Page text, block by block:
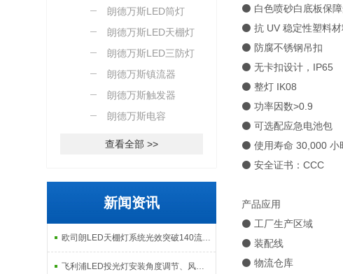
朗德万斯LED筒灯
朗德万斯LED天棚灯
朗德万斯LED三防灯
朗德万斯镇流器
朗德万斯触发器
朗德万斯电容
查看全部 >>
新闻资讯
欧司朗LED天棚灯系统光效突破140流明每瓦：工业照明节能改造的核心指标解析
飞利浦LED投光灯安装角度调节、风载影响及现场调试注意事项
⚫ 白色喷砂白底板保
⚫ 抗 UV 稳定性塑料
⚫ 防腐不锈钢吊扣
⚫ 无卡扣设计，IP65
⚫ 整灯 IK08
⚫ 功率因数>0.9
⚫ 可选配应急电池包
⚫ 使用寿命 30,000 小
⚫ 安全证书：CCC
产品应用
⚫ 工厂生产区域
⚫ 装配线
⚫ 物流仓库